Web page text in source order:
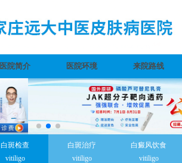
医院简介 医院环境 来院路线
白斑检查
vitiligo
白斑治疗
vitiligo
白癜风饮食
vitiligo